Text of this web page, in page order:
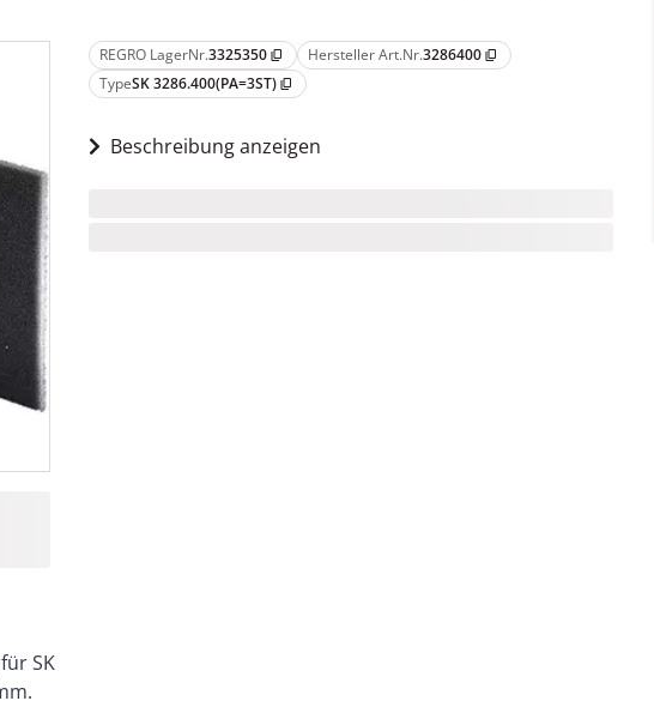
REGRO LagerNr.3325350 content_copy Hersteller Art.Nr.3286400 content_copy
TypeSK 3286.400(PA=3ST) content_copy
Beschreibung anzeigen
SK